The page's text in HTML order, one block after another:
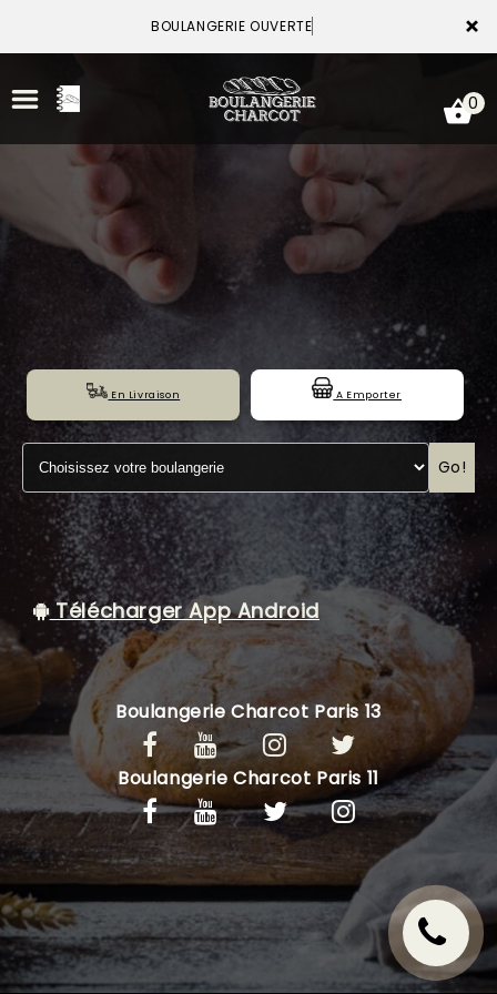
×
BOULANGERIE OUVERTE
ACCUEIL
NOTRE BOULANGERIE
VOS AVIS
MENTIONS LÉGALES
C.G.V
0
En Livraison A Emporter
Go!
Télécharger App Android
Boulangerie Charcot Paris 13
Boulangerie Charcot Paris 11